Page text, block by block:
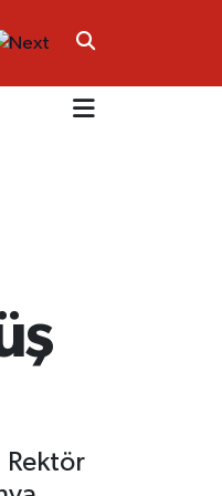
Rektör